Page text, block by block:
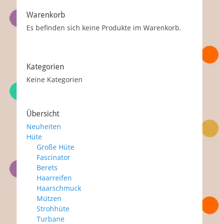
Warenkorb
Es befinden sich keine Produkte im Warenkorb.
Kategorien
Keine Kategorien
Übersicht
Neuheiten
Hüte
Große Hüte
Fascinator
Berets
Haarreifen
Haarschmuck
Mützen
Strohhüte
Turbane